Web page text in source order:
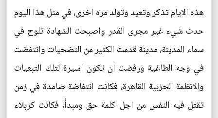
هذه الايام تذكر وتعيد وتولد مره اخرى، في مثل هذا اليوم
حدث شيء غير مجرى القدر واصبحت الشهادة تلوح في
سماء المدينة، مدينة قدمت الكثير من التضحيات وانتفضت
في وجه الطاغية ورفضت ان تكون اسيرة لتلك التبعيات
والانظمة الحزبية القاهرة، فكانت انتفاضة صامدة في زمن
تقتل فيه النفس من اجل كلمة حق ومبدأ، فكانت كربلاء